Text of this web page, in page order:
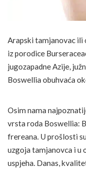
Arapski tamjanovac ili
iz porodice
jugozapadne Azije,
Boswellia obuhvaća
Osim nama
vrsta roda Boswellia:
frereana. U prošlosti
uzgoja tamjanovca i u
uspjeha. Danas,